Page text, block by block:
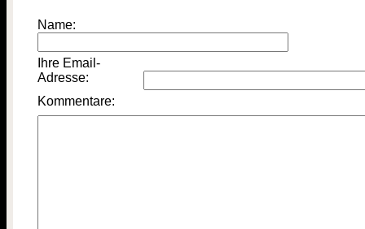
Name:
Ihre Email-
Adresse:
Kommentare: